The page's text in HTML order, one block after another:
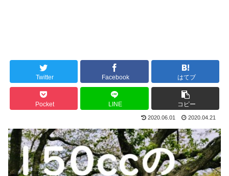
Twitter Facebook はてブ
Pocket LINE コピー
2020.06.01 2020.04.21